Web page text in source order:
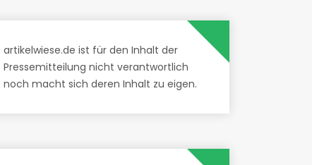
artikelwiese.de ist für den Inhalt der
Pressemitteilung nicht verantwortlich
noch macht sich deren Inhalt zu eigen.